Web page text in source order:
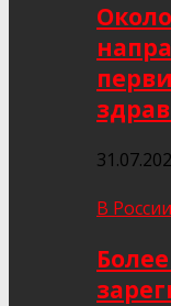
В России